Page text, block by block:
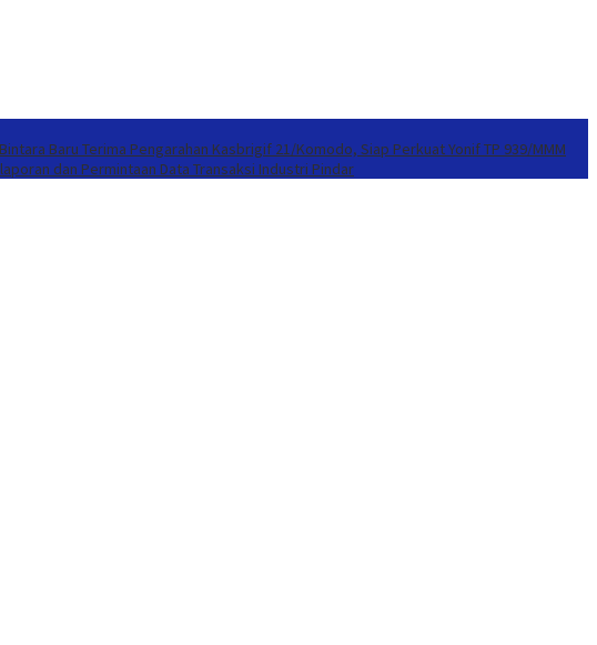
Baru Terima Pengarahan Kasbrigif 21/Komodo, Siap Perkuat Yonif TP 939/MMM
dan Permintaan Data Transaksi Industri Pindar